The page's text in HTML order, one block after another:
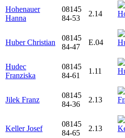
Hohenauer
Hanna
08145
84-53
2.14
Huber Christian
08145
84-47
E.04
Hudec
Franziska
08145
84-61
1.11
Jilek Franz
08145
84-36
2.13
Keller Josef
08145
84-65
2.13